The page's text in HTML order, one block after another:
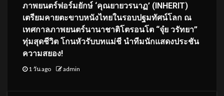
ภาพยนตร์ฟอร์มยักษ์ ‘คุณยายวรนาฏ’ (INHERIT)
เตรียมคายตะขาบหนังไทยในรอบปฐมทัศน์โลก ณ
เทศกาลภาพยนตร์นานาชาติโตรอนโต “จุ๋ย วรัทยา”
ทุ่มสุดชีวิต โกนหัวรับบทแม่ชี นำทีมนักแสดงประชัน
ความสยอง!
1 วัน ago admin